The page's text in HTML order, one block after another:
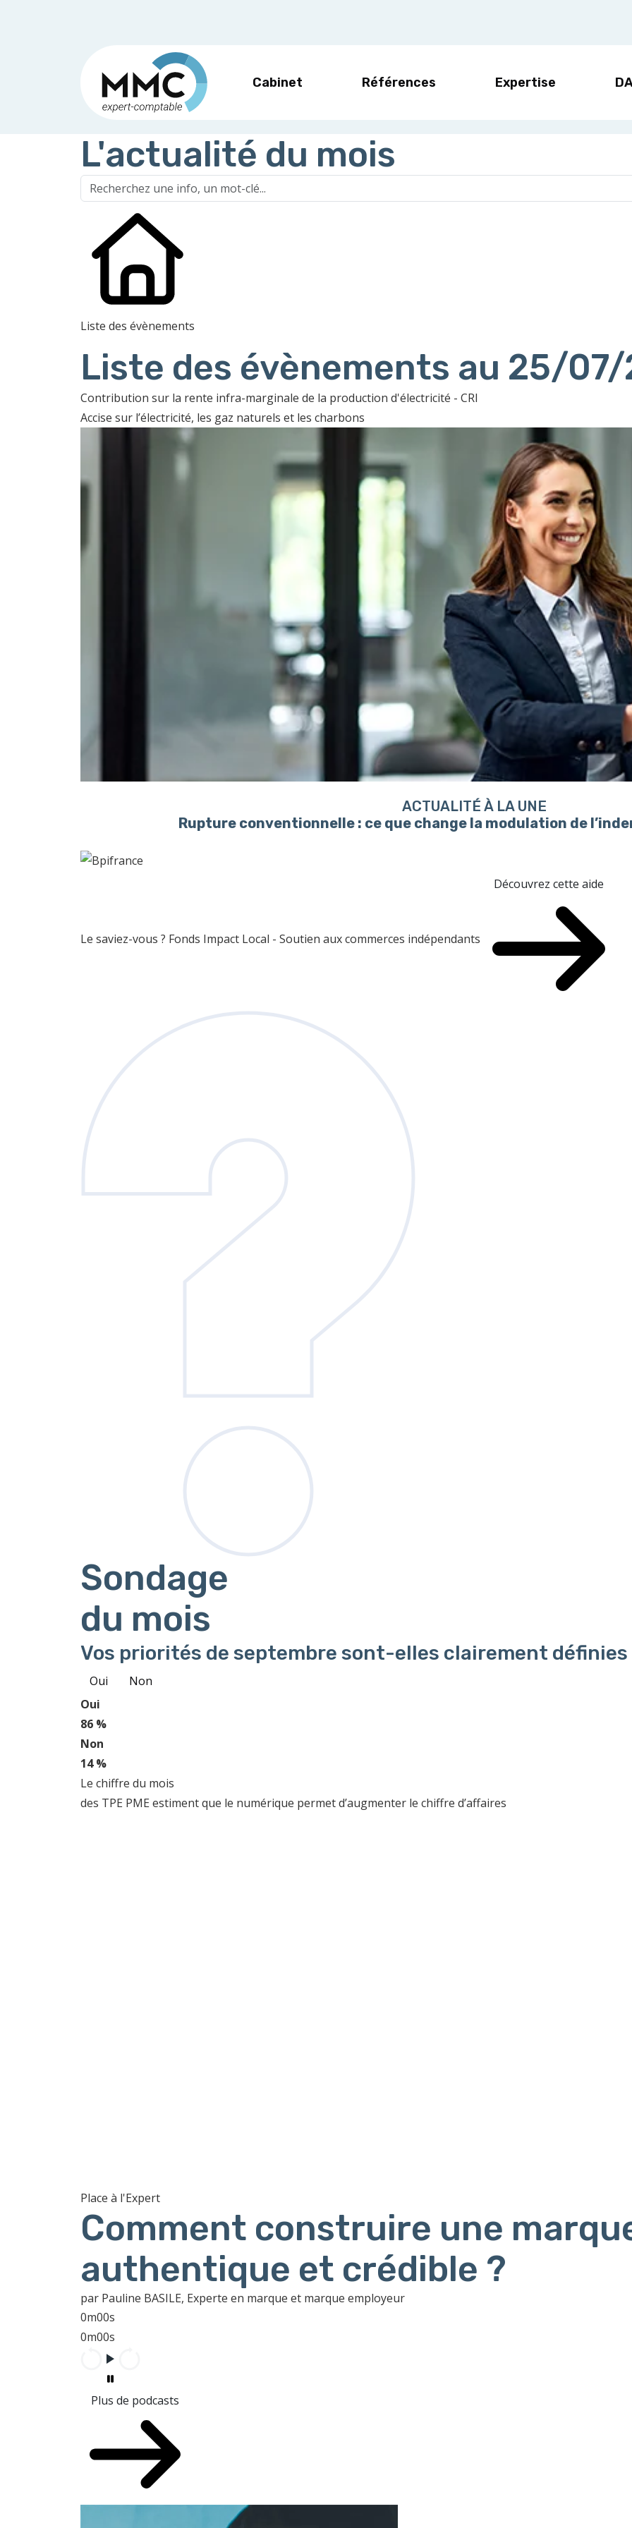
Cabinet Références Expertise
L'actualité du mois
Liste des évènements
Liste des évènements au 25/
Contribution sur la rente infra-marginale de la production d'électricité - CRI
Accise sur l’électricité, les gaz naturels et les charbons
ACTUALITÉ À LA UNE
Rupture conventionnelle : ce que change la modulation de
Le saviez-vous ? Fonds Impact Local - Soutien aux commerces indépendants
Découvrez cette aide
Sondage
du mois
Vos priorités de septembre sont-elles clairement définies
Oui
Non
Oui
86 %
Non
14 %
Le chiffre du mois
des TPE PME estiment que le numérique permet d’augmenter le chiffre d’affaires
Place à l'Expert
Comment construire une
authentique et crédible ?
par Pauline BASILE, Experte en marque et marque employeur
0m00s
0m00s
Plus de podcasts